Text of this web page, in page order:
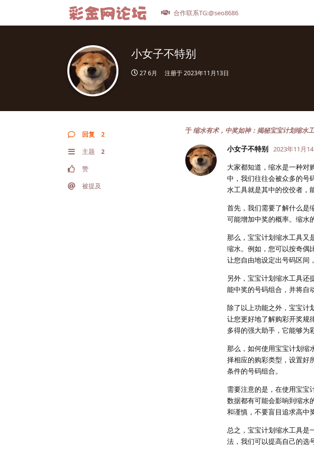
合作联系TG:@seo8686
小女子不特别
27 6月 注册于2023年11月13日
回复 2
主题 2
赞
被提及
于缩水有术，中奖如神：揭秘宝宝计划缩水
小女子不特别 2023年11月
大家都知道，缩水是一种对
中，我们往往会被众多的号
水工具就是其中的佼佼者，
首先，我们需要了解什么是
可能增加中奖的概率。缩水
那么，宝宝计划缩水工具又
缩水。例如，您可以按奇偶
让您自由地设定出号码区间
另外，宝宝计划缩水工具还
能中奖的号码组合，并将自
除了以上功能之外，宝宝计
让您更好地了解购彩开奖规
多得的强大助手，它能够为
那么，如何使用宝宝计划缩
择相应的购彩类型，设置好
条件的号码组合。
需要注意的是，在使用宝宝
数据都有可能会影响到缩水
和谨慎，不要盲目追求高中
总之，宝宝计划缩水工具是
法，我们可以提高自己的选